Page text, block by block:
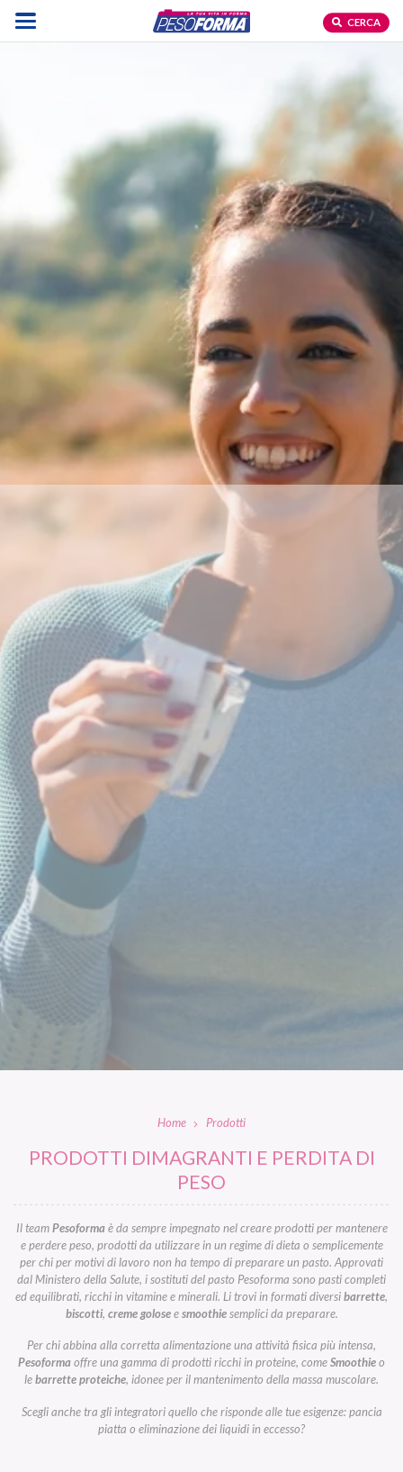
CERCA
Home Prodotti
PRODOTTI DIMAGRANTI E PERDITA DI
PESO
Il teamPesoformaè da sempre impegnato nel creare prodotti per mantenere
e perdere peso, prodotti da utilizzare in un regime di dieta o semplicemente
per chi per motivi di lavoro non ha tempo di preparare un pasto. Approvati
dal Ministero della Salute, i sostituti del pasto Pesoforma sono pasti completi
ed equilibrati, ricchi in vitamine e minerali. Li trovi in formati diversibarrette,
biscotti, creme goloseesmoothiesemplici da preparare.
Per chi abbina alla corretta alimentazione una attività fisica più intensa,
Pesoformaoffre una gamma di prodotti ricchi in proteine, comeSmoothieo
lebarrette proteiche, idonee per il mantenimento della massa muscolare.
Scegli anche tra gli integratori quello che risponde alle tue esigenze: pancia
piatta o eliminazione dei liquidi in eccesso?